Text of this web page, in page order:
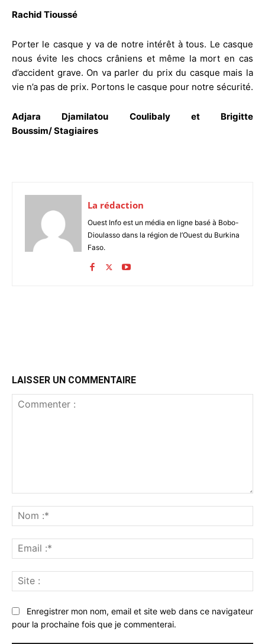
Rachid Tioussé
Porter le casque y va de notre intérêt à tous. Le casque
nous évite les chocs crâniens et même la mort en cas
d’accident grave. On va parler du prix du casque mais la
vie n’a pas de prix. Portons le casque pour notre sécurité.
Adjara Djamilatou Coulibaly et Brigitte
Boussim/ Stagiaires
La rédaction
Ouest Info est un média en ligne basé à Bobo-
Dioulasso dans la région de l’Ouest du Burkina
Faso.
LAISSER UN COMMENTAIRE
:*
:*
:
Enregistrer mon nom, email et site web dans ce navigateur
pour la prochaine fois que je commenterai.